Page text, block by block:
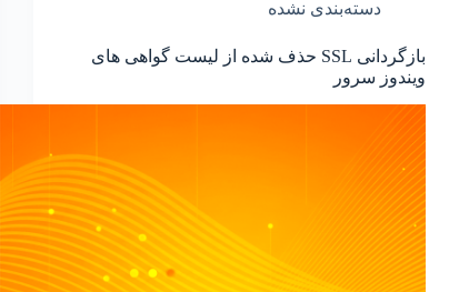
دسته‌بندی نشده
بازگردانی SSL حذف شده از لیست گواهی های
ویندوز سرور